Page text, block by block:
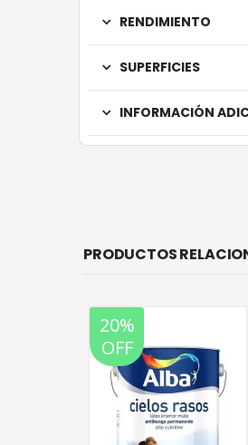
RENDIMIENTO
SUPERFICIES
INFORMACIÓN
PRODUCTOS
20%
OFF